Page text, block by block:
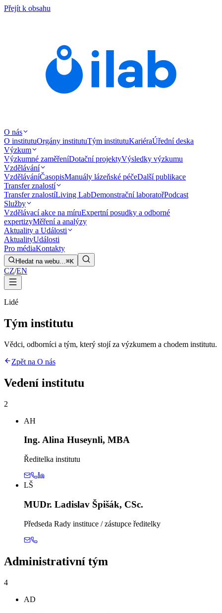
Přejít k obsahu
O nás
O institutuOrgány institutuTým institutuKariéraÚřední deska
Výzkum
Výzkumné zaměřeníDotační projektyVýsledky výzkumu
Vzdělávání
VzděláváníČasopisManuály lázeňské péčeDalší publikace
Transfer znalostí
Transfer znalostíLiving LabDemonstrační laboratořPodcast
Služby
Vzdělávací akce na míruExpertní posudky a odborné
expertizyMěření a analýzy
Aktuality a Události
AktualityUdálosti
Pro médiaKontakty
Hledat na webu…⌘K
CZ/EN
Lidé
Tým institutu
Vědci, odborníci a tým, který stojí za výzkumem a chodem institutu.
Zpět na O nás
Vedení institutu
2
AH
Ing. Alina Huseynli, MBA
Ředitelka institutu
LŠ
MUDr. Ladislav Špišák, CSc.
Předseda Rady instituce / zástupce ředitelky
Administrativní tým
4
AD